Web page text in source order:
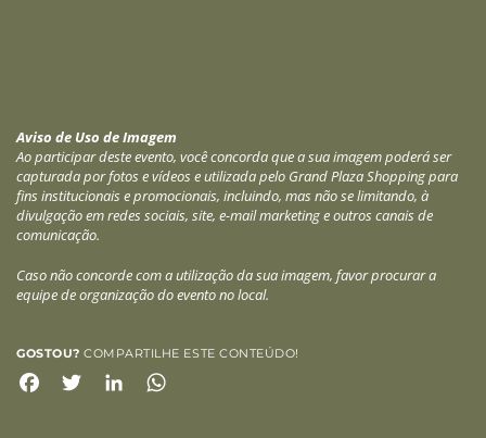
Aviso de Uso de Imagem
Ao participar deste evento, você concorda que a sua imagem poderá ser
capturada por fotos e vídeos e utilizada pelo Grand Plaza Shopping para
fins institucionais e promocionais, incluindo, mas não se limitando, à
divulgação em redes sociais, site, e-mail marketing e outros canais de
comunicação.
Caso não concorde com a utilização da sua imagem, favor procurar a
equipe de organização do evento no local.
GOSTOU? COMPARTILHE ESTE CONTEÚDO!
Facebook
TwitterLinkedIn